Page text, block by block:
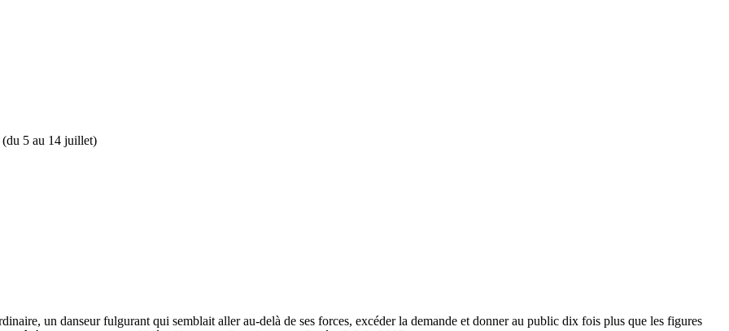
5 au 14 juillet)
un danseur fulgurant qui semblait aller au-delà de ses forces, excéder la demande et donner au public dix fois plus que les figures